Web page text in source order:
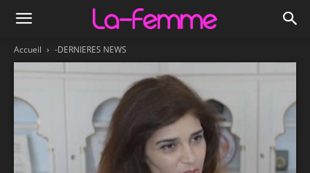
Accueil -DERNIERES NEWS